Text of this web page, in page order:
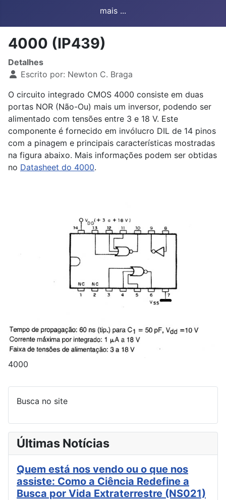
mais ...
4000 (IP439)
Detalhes
Escrito por: Newton C. Braga
O circuito integrado CMOS 4000 consiste em duas
portas NOR (Não-Ou) mais um inversor, podendo ser
alimentado com tensões entre 3 e 18 V. Este
componente é fornecido em invólucro DIL de 14 pinos
com a pinagem e principais características mostradas
na figura abaixo. Mais informações podem ser obtidas
no Datasheet do 4000.
4000
Busca no site
Últimas Notícias
Quem está nos vendo ou o que nos
assiste: Como a Ciência Redefine a
Busca por Vida Extraterrestre (NS021)